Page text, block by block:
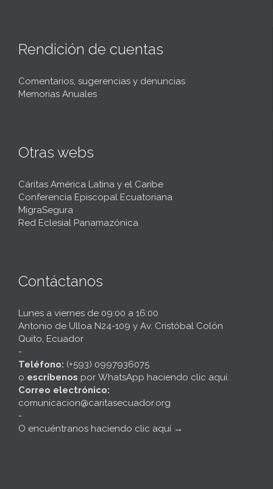
Rendición de cuentas
Comentarios, sugerencias y denuncias
Memorias Anuales
Otras webs
Cáritas América Latina y el Caribe
Conferencia Episcopal Ecuatoriana
MigraSegura
Red Eclesial Panamazónica
Contáctanos
Lunes a viernes de 09:00 a 16:00
Antonio de Ulloa N24-109 y Av. Cristóbal Colón
Quito, Ecuador
-
Teléfono: (+593) 0997936075
o escríbenos por WhatsApp haciendo clic aquí.
Correo electrónico:
comunicacion@caritasecuador.org
-
O encuéntranos haciendo clic aquí →